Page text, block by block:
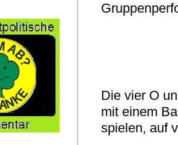
Die vier O
mit einem
spielen, auf